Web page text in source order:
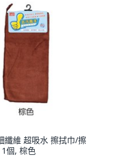
纖維 超吸水 擦拭巾/擦
個, 棕色